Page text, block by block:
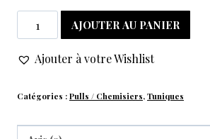
AJOUTER AU PANIER
Ajouter à votre Wishlist
Catégories : Pulls / Chemisiers, Tuniques